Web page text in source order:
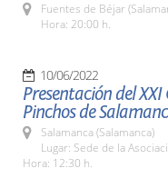
Fuentes de Béjar
Hora: 20:00 h.
10/06/2022
Presentación del XXI
Pinchos de
Salamanca (Salamanca)
Lugar: Sede de la
Hora: 12:30 h.